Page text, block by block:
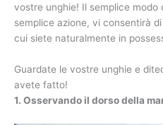
vostre unghie! Il semplice modo
semplice azione, vi consentirà
cui siete naturalmente in
Guardate le vostre unghie e
avete fatto!
1. Osservando il dorso della